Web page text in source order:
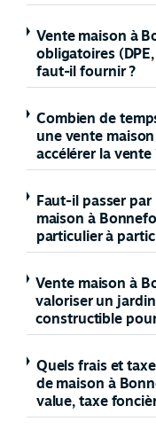
Vente maison à
obligatoires
faut-il fournir ?
Combien de
une vente
accélérer la vente
Faut-il passer
maison à
particulier à
Vente maison à
valoriser un
constructible
Quels frais et
de maison à
value, taxe